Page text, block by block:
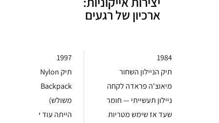
ארכיון של רגעים
1984
תיק הניילון השחור
מיאוצ'ה פראדה לקחה
ניילון תעשייתי — חומר
שעד אז שימש מטריות
1997
תיק Prada Nylon
משולש)